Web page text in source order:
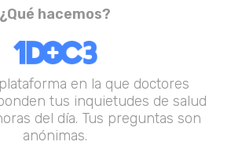
¿Qué hacemos?
plataforma en la que doctores
tus inquietudes de salud
del día. Tus preguntas son
anónimas.